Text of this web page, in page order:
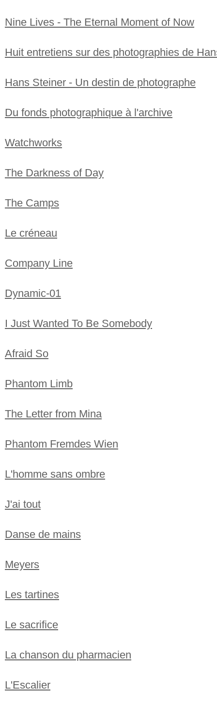
Nine Lives - The Eternal Moment of Now
Huit entretiens sur des photographies de
Hans Steiner - Un destin de photographe
Du fonds photographique à l'archive
Watchworks
The Darkness of Day
The Camps
Le créneau
Company Line
Dynamic-01
I Just Wanted To Be Somebody
Afraid So
Phantom Limb
The Letter from Mina
Phantom Fremdes Wien
L'homme sans ombre
J'ai tout
Danse de mains
Meyers
Les tartines
Le sacrifice
La chanson du pharmacien
L'Escalier